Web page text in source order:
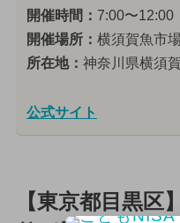
開催時間： 7:00〜12:00
開催場所： 横須賀魚市
所在地： 神奈川県横須
公式サイト
【東京都目黒区